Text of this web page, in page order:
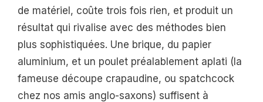
de matériel, coûte trois fois rien, et produit un
résultat qui rivalise avec des méthodes bien
plus sophistiquées. Une brique, du papier
aluminium, et un poulet préalablement aplati (la
fameuse découpe crapaudine, ou spatchcock
chez nos amis anglo-saxons) suffisent à